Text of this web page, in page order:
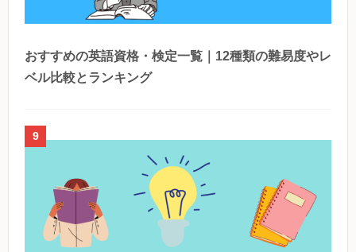
おすすめの英語資格・検定一覧｜12種類の難易度やレ
ベル比較とランキング
9